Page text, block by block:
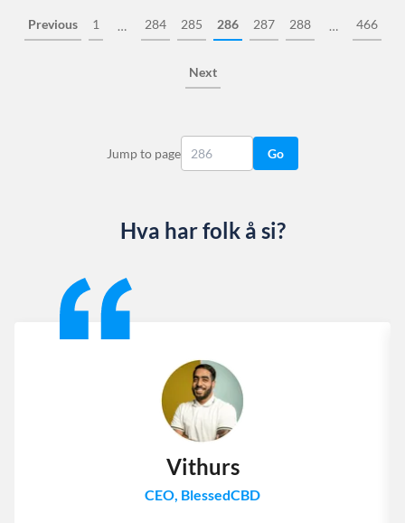
Previous 1 … 284 285 286 287 288 … 466
Next
Jump to page Go
Hva har folk å si?
Vithurs
CEO, BlessedCBD